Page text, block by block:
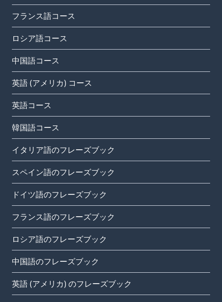
フランス語コース
ロシア語コース
中国語コース
英語 (アメリカ) コース
英語コース
韓国語コース
イタリア語のフレーズブック
スペイン語のフレーズブック
ドイツ語のフレーズブック
フランス語のフレーズブック
ロシア語のフレーズブック
中国語のフレーズブック
英語 (アメリカ) のフレーズブック